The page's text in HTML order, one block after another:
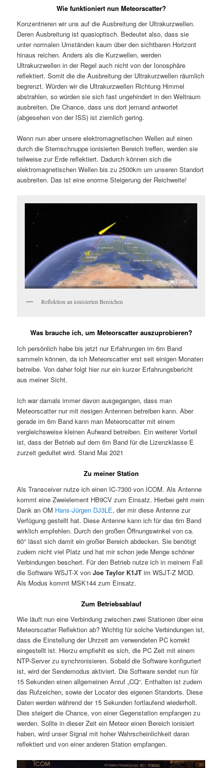
Wie funktioniert nun Meteorscatter?
Konzentrieren wir uns auf die Ausbreitung der Ultrakurzwellen.
Deren Ausbreitung ist quasioptisch. Bedeutet also, dass sie
unter normalen Umständen kaum über den sichtbaren Horizont
hinaus reichen. Anders als die Kurzwellen, werden
Ultrakurzwellen in der Regel auch nicht von der Ionosphäre
reflektiert. Somit die die Ausbreitung der Ultrakurzwellen räumlich
begrenzt. Würden wir die Ultrakurzwellen Richtung Himmel
abstrahlen, so würden sie sich fast ungehindert in den Weltraum
ausbreiten. Die Chance, dass uns dort jemand antwortet
(abgesehen von der ISS) ist ziemlich gering.
Wenn nun aber unsere elektromagnetischen Wellen auf einen
durch die Sternschnuppe ionisierten Bereich treffen, werden sie
teilweise zur Erde reflektiert. Dadurch können sich die
elektromagnetischen Wellen bis zu 2500km um unseren Standort
ausbreiten. Das ist eine enorme Steigerung der Reichweite!
Reflektion an ionisierten Bereichen
Was brauche ich, um Meteorscatter auszuprobieren?
Ich persönlich habe bis jetzt nur Erfahrungen im 6m Band
sammeln können, da ich Meteorscatter erst seit einigen Monaten
betreibe. Von daher folgt hier nur ein kurzer Erfahrungsbericht
aus meiner Sicht.
Ich war damals immer davon ausgegangen, dass man
Meteorscatter nur mit riesigen Antennen betreiben kann. Aber
gerade im 6m Band kann man Meteorscatter mit einem
vergleichsweise kleinen Aufwand betreiben. Ein weiterer Vorteil
ist, dass der Betrieb auf dem 6m Band für die Lizenzklasse E
zurzeit gedultet wird. Stand Mai 2021
Zu meiner Station
Als Transceiver nutze ich einen IC-7300 von ICOM. Als Antenne
kommt eine Zweielement HB9CV zum Einsatz. Hierbei geht mein
Dank an OM Hans-Jürgen DJ3LE, der mir diese Antenne zur
Verfügung gestellt hat. Diese Antenne kann ich für das 6m Band
wirklich empfehlen. Durch den großen Öffnungswinkel von ca.
60° lässt sich damit ein großer Bereich abdecken. Sie benötigt
zudem nicht viel Platz und hat mir schon jede Menge schöner
Verbindungen beschert. Für den Betrieb nutze ich in meinem Fall
die Software WSJT-X vonJoe Taylor K1JT im WSJT-Z MOD.
Als Modus kommt MSK144 zum Einsatz.
Zum Betriebsablauf
Wie läuft nun eine Verbindung zwischen zwei Stationen über eine
Meteorscatter Reflektion ab? Wichtig für solche Verbindungen ist,
dass die Einstellung der Uhrzeit am verwendeten PC korrekt
eingestellt ist. Hierzu empfiehlt es sich, die PC Zeit mit einem
NTP-Server zu synchronisieren. Sobald die Software konfiguriert
ist, wird der Sendemodus aktiviert. Die Software sendet nun für
15 Sekunden einen allgemeinen Anruf „CQ“. Enthalten ist zudem
das Rufzeichen, sowie der Locator des eigenen Standorts. Diese
Daten werden während der 15 Sekunden fortlaufend wiederholt.
Dies steigert die Chance, von einer Gegenstation empfangen zu
werden. Sollte in dieser Zeit ein Meteor einen Bereich ionisiert
haben, wird unser Signal mit hoher Wahrscheinlichkeit daran
reflektiert und von einer anderen Station empfangen.